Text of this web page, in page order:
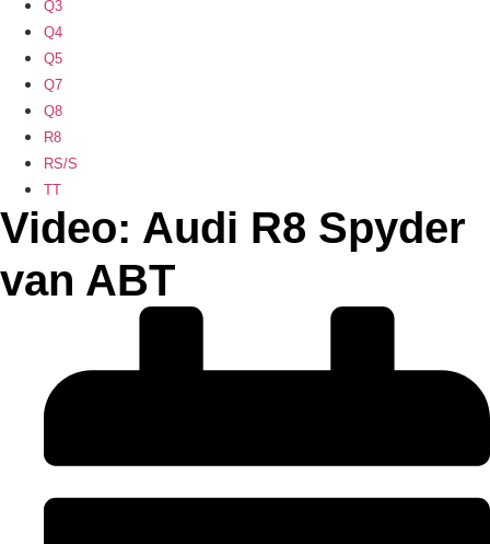
Q3
Q4
Q5
Q7
Q8
R8
RS/S
TT
Video: Audi R8 Spyder
van ABT